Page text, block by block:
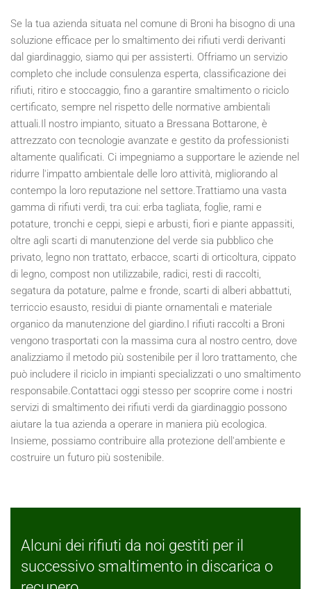
Se la tua azienda situata nel comune di Broni ha bisogno di una
soluzione efficace per lo smaltimento dei rifiuti verdi derivanti
dal giardinaggio, siamo qui per assisterti. Offriamo un servizio
completo che include consulenza esperta, classificazione dei
rifiuti, ritiro e stoccaggio, fino a garantire smaltimento o riciclo
certificato, sempre nel rispetto delle normative ambientali
attuali.Il nostro impianto, situato a Bressana Bottarone, è
attrezzato con tecnologie avanzate e gestito da professionisti
altamente qualificati. Ci impegniamo a supportare le aziende nel
ridurre l'impatto ambientale delle loro attività, migliorando al
contempo la loro reputazione nel settore.Trattiamo una vasta
gamma di rifiuti verdi, tra cui: erba tagliata, foglie, rami e
potature, tronchi e ceppi, siepi e arbusti, fiori e piante appassiti,
oltre agli scarti di manutenzione del verde sia pubblico che
privato, legno non trattato, erbacce, scarti di orticoltura, cippato
di legno, compost non utilizzabile, radici, resti di raccolti,
segatura da potature, palme e fronde, scarti di alberi abbattuti,
terriccio esausto, residui di piante ornamentali e materiale
organico da manutenzione del giardino.I rifiuti raccolti a Broni
vengono trasportati con la massima cura al nostro centro, dove
analizziamo il metodo più sostenibile per il loro trattamento, che
può includere il riciclo in impianti specializzati o uno smaltimento
responsabile.Contattaci oggi stesso per scoprire come i nostri
servizi di smaltimento dei rifiuti verdi da giardinaggio possono
aiutare la tua azienda a operare in maniera più ecologica.
Insieme, possiamo contribuire alla protezione dell'ambiente e
costruire un futuro più sostenibile.
Alcuni dei rifiuti da noi gestiti per il
successivo smaltimento in discarica o